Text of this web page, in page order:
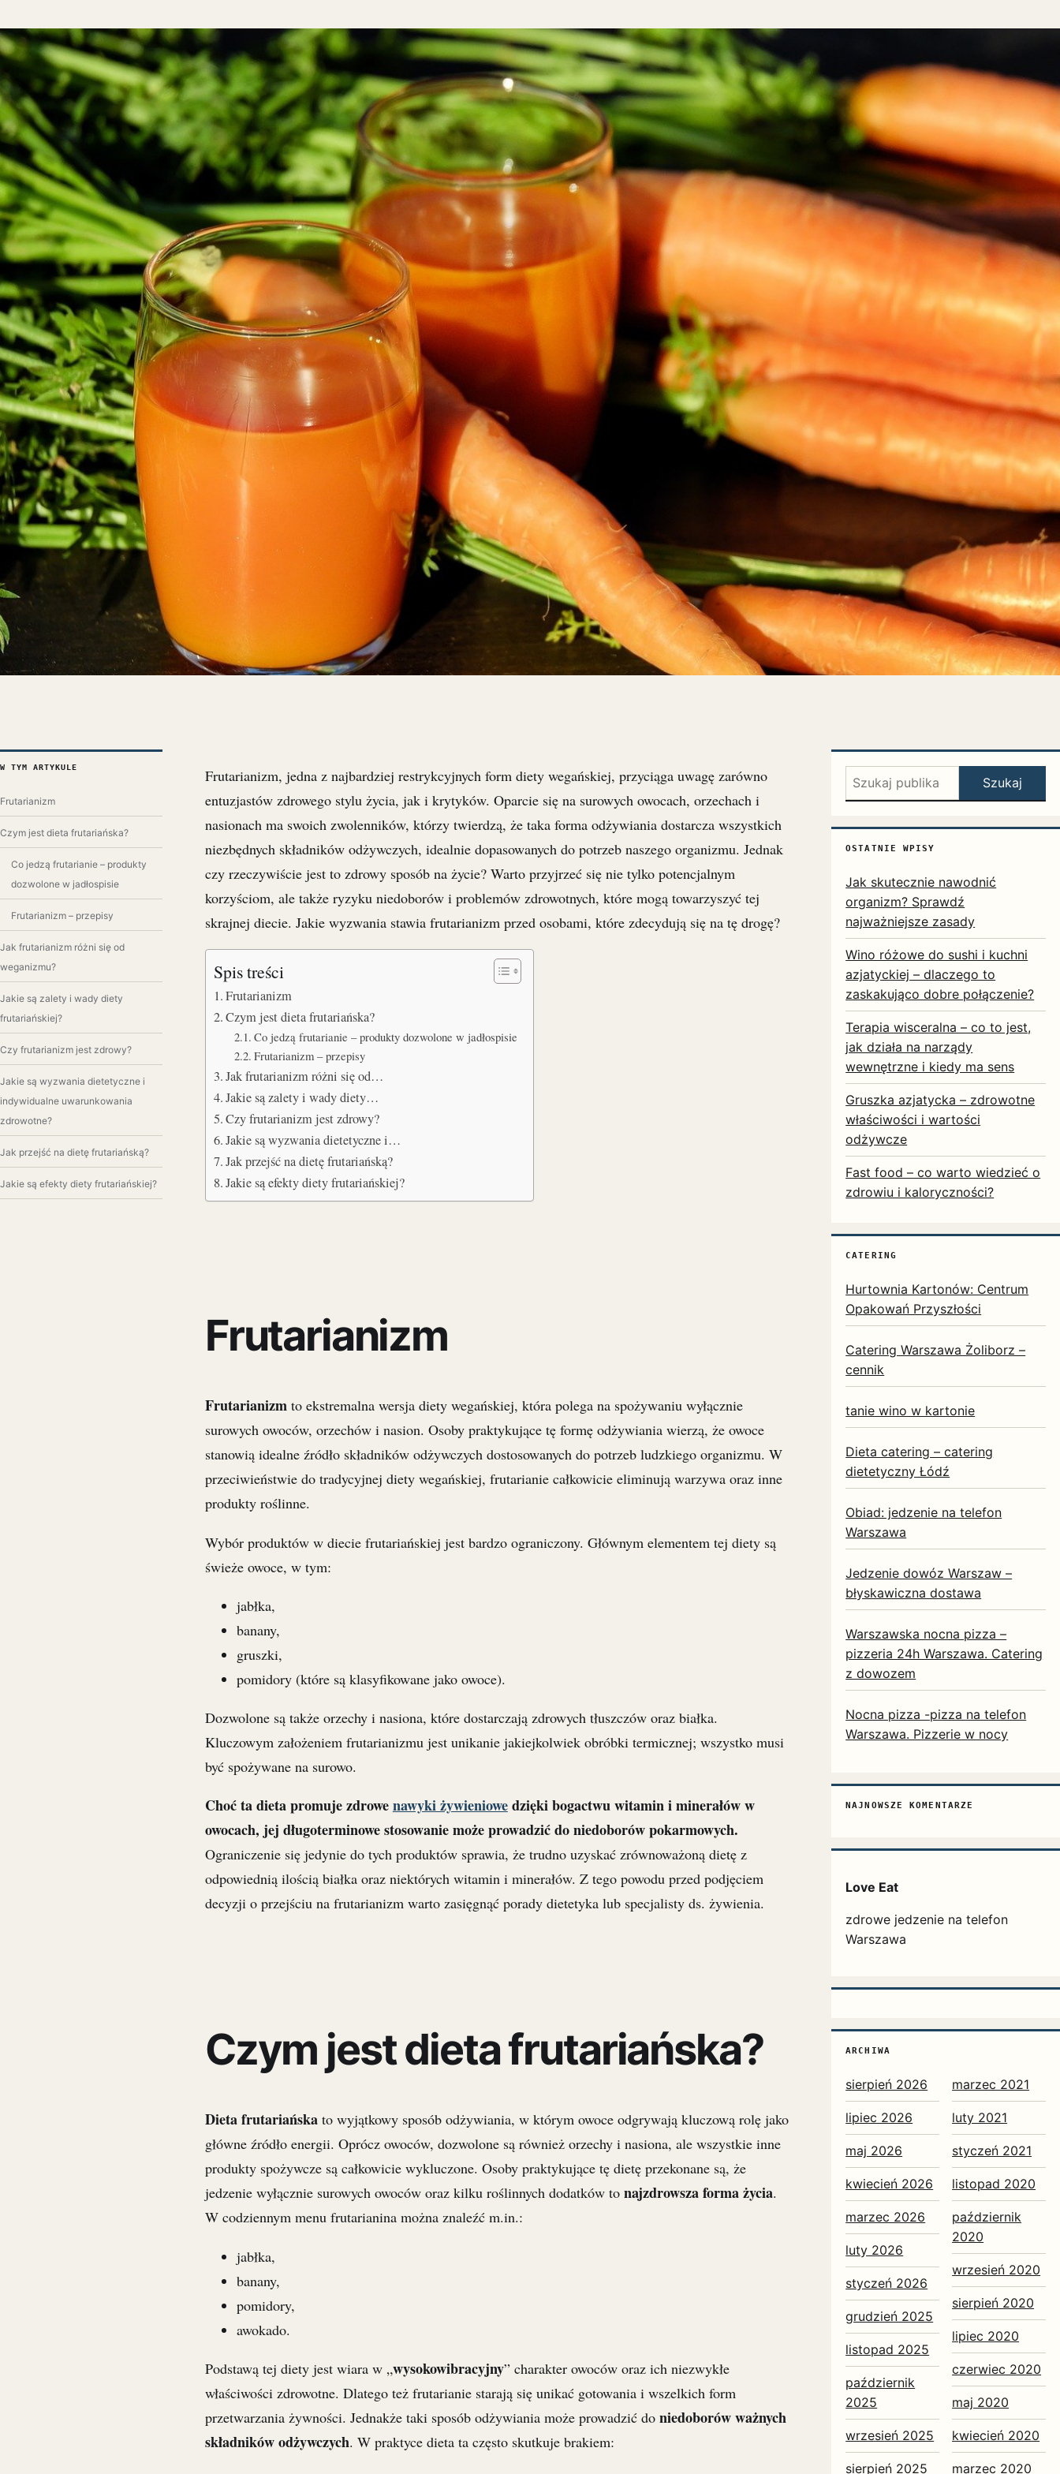
W TYM ARTYKULE
Frutarianizm
Czym jest dieta frutariańska?
Co jedzą frutarianie – produkty
dozwolone w jadłospisie
Frutarianizm – przepisy
Jak frutarianizm różni się od
weganizmu?
Jakie są zalety i wady diety
frutariańskiej?
Czy frutarianizm jest zdrowy?
Jakie są wyzwania dietetyczne i
indywidualne uwarunkowania
zdrowotne?
Jak przejść na dietę frutariańską?
Jakie są efekty diety frutariańskiej?
Frutarianizm, jedna z najbardziej restrykcyjnych form diety wegańskiej, przyciąga uwagę zarówno
entuzjastów zdrowego stylu życia, jak i krytyków. Oparcie się na surowych owocach, orzechach i
nasionach ma swoich zwolenników, którzy twierdzą, że taka forma odżywiania dostarcza wszystkich
niezbędnych składników odżywczych, idealnie dopasowanych do potrzeb naszego organizmu. Jednak
czy rzeczywiście jest to zdrowy sposób na życie? Warto przyjrzeć się nie tylko potencjalnym
korzyściom, ale także ryzyku niedoborów i problemów zdrowotnych, które mogą towarzyszyć tej
skrajnej diecie. Jakie wyzwania stawia frutarianizm przed osobami, które zdecydują się na tę drogę?
Spis treści
Frutarianizm
Czym jest dieta frutariańska?
Co jedzą frutarianie – produkty dozwolone w jadłospisie
Frutarianizm – przepisy
Jak frutarianizm różni się od…
Jakie są zalety i wady diety…
Czy frutarianizm jest zdrowy?
Jakie są wyzwania dietetyczne i…
Jak przejść na dietę frutariańską?
Jakie są efekty diety frutariańskiej?
Frutarianizm
Frutarianizmto ekstremalna wersja diety wegańskiej, która polega na spożywaniu wyłącznie
surowych owoców, orzechów i nasion. Osoby praktykujące tę formę odżywiania wierzą, że owoce
stanowią idealne źródło składników odżywczych dostosowanych do potrzeb ludzkiego organizmu. W
przeciwieństwie do tradycyjnej diety wegańskiej, frutarianie całkowicie eliminują warzywa oraz inne
produkty roślinne.
Wybór produktów w diecie frutariańskiej jest bardzo ograniczony. Głównym elementem tej diety są
świeże owoce, w tym:
jabłka,
banany,
gruszki,
pomidory (które są klasyfikowane jako owoce).
Dozwolone są także orzechy i nasiona, które dostarczają zdrowych tłuszczów oraz białka.
Kluczowym założeniem frutarianizmu jest unikanie jakiejkolwiek obróbki termicznej; wszystko musi
być spożywane na surowo.
Choć ta dieta promuje zdrowenawyki żywieniowedzięki bogactwu witamin i minerałów w
owocach, jej długoterminowe stosowanie może prowadzić do niedoborów pokarmowych.
Ograniczenie się jedynie do tych produktów sprawia, że trudno uzyskać zrównoważoną dietę z
odpowiednią ilością białka oraz niektórych witamin i minerałów. Z tego powodu przed podjęciem
decyzji o przejściu na frutarianizm warto zasięgnąć porady dietetyka lub specjalisty ds. żywienia.
Czym jest dieta frutariańska?
Dieta frutariańskato wyjątkowy sposób odżywiania, w którym owoce odgrywają kluczową rolę jako
główne źródło energii. Oprócz owoców, dozwolone są również orzechy i nasiona, ale wszystkie inne
produkty spożywcze są całkowicie wykluczone. Osoby praktykujące tę dietę przekonane są, że
jedzenie wyłącznie surowych owoców oraz kilku roślinnych dodatków to najzdrowsza forma życia.
W codziennym menu frutarianina można znaleźć m.in.:
jabłka,
banany,
pomidory,
awokado.
Podstawą tej diety jest wiara w „wysokowibracyjny” charakter owoców oraz ich niezwykłe
właściwości zdrowotne. Dlatego też frutarianie starają się unikać gotowania i wszelkich form
przetwarzania żywności. Jednakże taki sposób odżywiania może prowadzić do niedoborów ważnych
składników odżywczych. W praktyce dieta ta często skutkuje brakiem:
Szukaj: Szukaj
OSTATNIE WPISY
Jak skutecznie nawodnić
organizm? Sprawdź
najważniejsze zasady
Wino różowe do sushi i kuchni
azjatyckiej – dlaczego to
zaskakująco dobre połączenie?
Terapia wisceralna – co to jest,
jak działa na narządy
wewnętrzne i kiedy ma sens
Gruszka azjatycka – zdrowotne
właściwości i wartości
odżywcze
Fast food – co warto wiedzieć o
zdrowiu i kaloryczności?
CATERING
Hurtownia Kartonów: Centrum
Opakowań Przyszłości
Catering Warszawa Żoliborz –
cennik
tanie wino w kartonie
Dieta catering – catering
dietetyczny Łódź
Obiad: jedzenie na telefon
Warszawa
Jedzenie dowóz Warszaw –
błyskawiczna dostawa
Warszawska nocna pizza –
pizzeria 24h Warszawa. Catering
z dowozem
Nocna pizza -pizza na telefon
Warszawa. Pizzerie w nocy
NAJNOWSZE KOMENTARZE
Love Eat
zdrowe jedzenie na telefon
Warszawa
ARCHIWA
sierpień 2026
lipiec 2026
maj 2026
kwiecień 2026
marzec 2026
luty 2026
styczeń 2026
grudzień 2025
listopad 2025
październik
2025
wrzesień 2025
sierpień 2025
marzec 2021
luty 2021
styczeń 2021
listopad 2020
październik
2020
wrzesień 2020
sierpień 2020
lipiec 2020
czerwiec 2020
maj 2020
kwiecień 2020
marzec 2020